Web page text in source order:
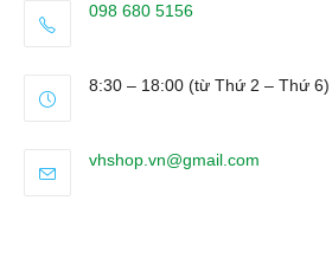
098 680 5156
your
8:30 – 18:00 (từ Thứ 2 – Thứ
vhshop.vn@gmail.com